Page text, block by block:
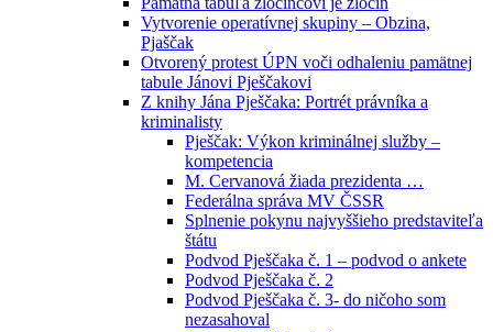
Vytvorenie operatívnej skupiny – Obzina,
Pjaščak
Otvorený protest ÚPN voči odhaleniu pamätnej
tabule Jánovi Pješčakovi
Z knihy Jána Pješčaka: Portrét právníka a
kriminalisty
Pješčak: Výkon kriminálnej služby –
kompetencia
M. Cervanová žiada prezidenta …
Federálna správa MV ČSSR
Splnenie pokynu najvyššieho predstaviteľa
štátu
Podvod Pješčaka č. 1 – podvod o ankete
Podvod Pješčaka č. 2
Podvod Pješčaka č. 3- do ničoho som
nezasahoval